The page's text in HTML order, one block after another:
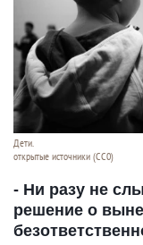
Дети.
открытые источники (CC0)
- Ни разу не
решение о